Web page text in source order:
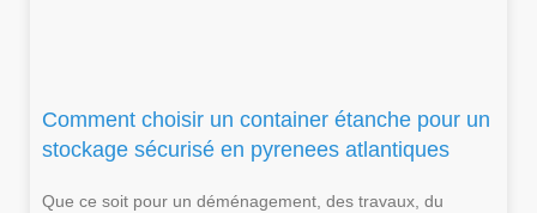
Comment choisir un container étanche pour un
stockage sécurisé en pyrenees atlantiques
Que ce soit pour un déménagement, des travaux, du